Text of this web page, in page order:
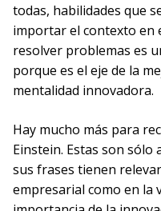
todas, habilidades que
importar el contexto en
resolver problemas es
porque es el eje de la
mentalidad innovadora.
Hay mucho más para
Einstein. Estas son
sus frases tienen
empresarial como en la